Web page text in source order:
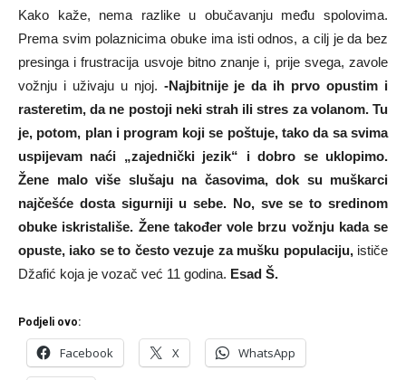
Kako kaže, nema razlike u obučavanju među spolovima.
Prema svim polaznicima obuke ima isti odnos, a cilj je da bez
presinga i frustracija usvoje bitno znanje i, prije svega, zavole
vožnju i uživaju u njoj. -Najbitnije je da ih prvo opustim i
rasteretim, da ne postoji neki strah ili stres za volanom. Tu
je, potom, plan i program koji se poštuje, tako da sa svima
uspijevam naći „zajednički jezik“ i dobro se uklopimo.
Žene malo više slušaju na časovima, dok su muškarci
najčešće dosta sigurniji u sebe. No, sve se to sredinom
obuke iskristališe. Žene također vole brzu vožnju kada se
opuste, iako se to često vezuje za mušku populaciju, ističe
Džafić koja je vozač već 11 godina. Esad Š.
Podjeli ovo:
Facebook X WhatsApp